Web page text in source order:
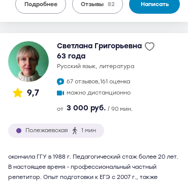
Подробнее Отзывы 82 Написать
9,7
Светлана Григорьевна
63 года
русский язык, литература
67 отзывов,161 оценка
можно дистанционно
от 3 000 руб. / 90 мин.
Полежаевская 1 мин
окончила ГГУ в 1988 г. Педагогический стаж более 20 лет.
В настоящее время - профессиональный частный
репетитор. Опыт подготовки к ЕГЭ с 2007 г., также